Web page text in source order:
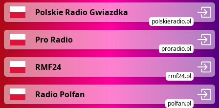
Polskie Radio Gwiazdka
polskieradio.pl
Pro Radio
proradio.pl
RMF24
rmf24.pl
Radio Polfan
polfan.pl